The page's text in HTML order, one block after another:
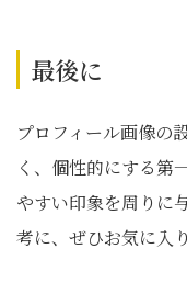
最後に
プロフィール画像の
く、個性的にする第
やすい印象を周りに
考に、ぜひお気に入